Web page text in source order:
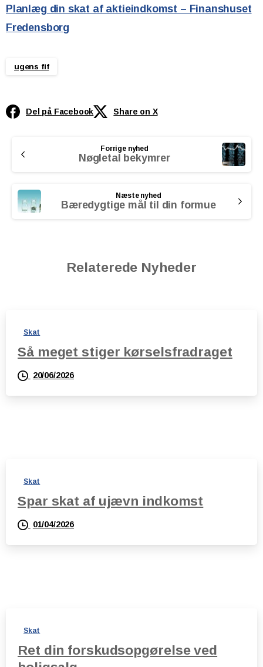
Planlæg din skat af aktieindkomst – Finanshuset
Fredensborg
ugens fif
Del på Facebook Share on X
Reading
Forrige nyhed
Nøgletal bekymrer
Næste nyhed
Bæredygtige mål til din formue
Relaterede Nyheder
Skat
Så meget stiger kørselsfradraget
20/06/2026
Skat
Spar skat af ujævn indkomst
01/04/2026
Skat
Ret din forskudsopgørelse ved